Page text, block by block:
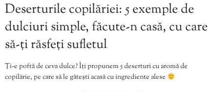
Deserturile copilăriei: 5 exemple de
dulciuri simple, făcute-n casă, cu care
să-ți răsfeți sufletul
Ți-e poftă de ceva dulce? Îți propunem 5 deserturi cu aromă de
copilărie, pe care să le gătești acasă cu ingrediente alese